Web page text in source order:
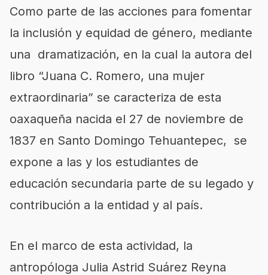
Como parte de las acciones para fomentar
la inclusión y equidad de género, mediante
una dramatización, en la cual la autora del
libro “Juana C. Romero, una mujer
extraordinaria” se caracteriza de esta
oaxaqueña nacida el 27 de noviembre de
1837 en Santo Domingo Tehuantepec, se
expone a las y los estudiantes de
educación secundaria parte de su legado y
contribución a la entidad y al país.
En el marco de esta actividad, la
antropóloga Julia Astrid Suárez Reyna